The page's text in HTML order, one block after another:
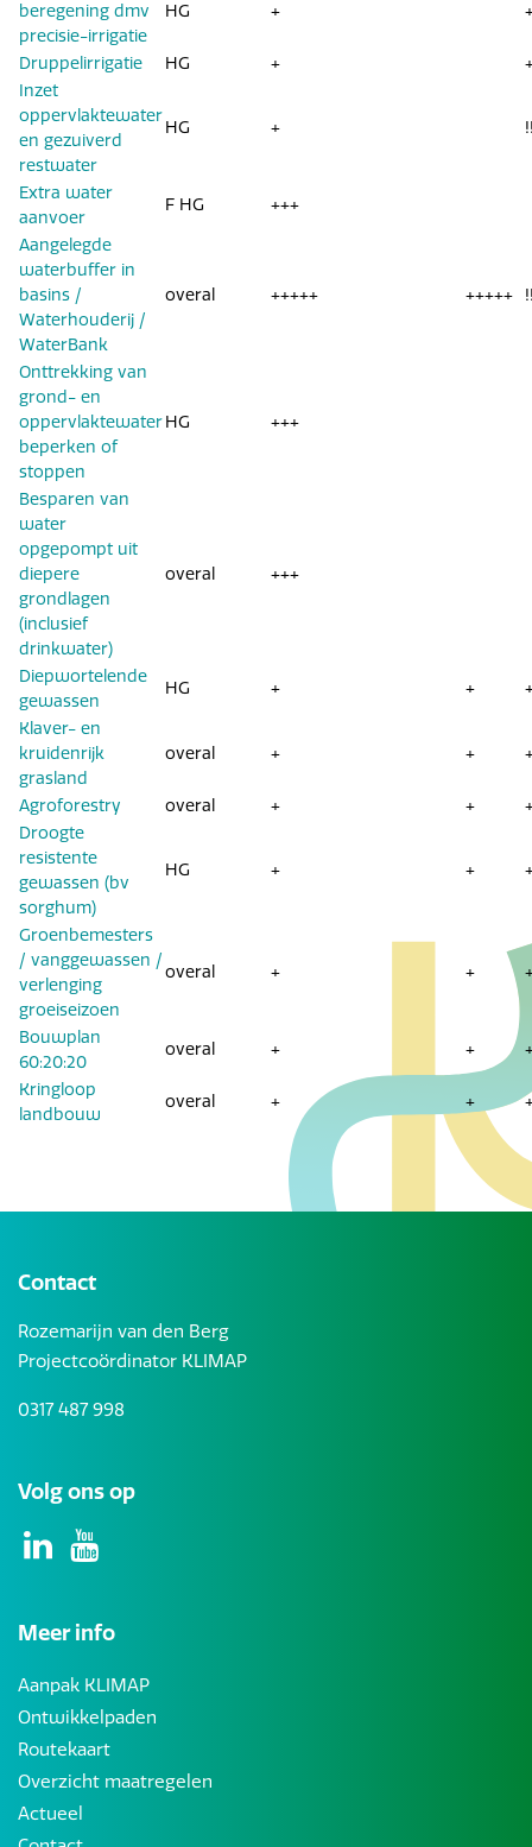
beregening dmv
precisie-irrigatie
HG +
Druppelirrigatie HG +
Inzet
oppervlaktewater
en gezuiverd
restwater
HG +
Extra water
aanvoer
F HG
+++
Aangelegde
waterbuffer in
basins /
Waterhouderij /
WaterBank
overal +++++ +++++
Onttrekking van
grond- en
oppervlaktewater
beperken of
stoppen
HG +++
Besparen van
water
opgepompt uit
diepere
grondlagen
(inclusief
drinkwater)
overal +++
Diepwortelende
gewassen
HG + +
Klaver- en
kruidenrijk
grasland
overal + +
Agroforestry overal + +
Droogte
resistente
gewassen (bv
sorghum)
HG + +
Groenbemesters
/ vanggewassen /
verlenging
groeiseizoen
overal + +
Bouwplan
60:20:20
overal + +
Kringloop
landbouw
overal + +
Contact
Rozemarijn van den Berg
Projectcoördinator KLIMAP
0317 487 998
Volg ons op
Meer info
Aanpak KLIMAP
Ontwikkelpaden
Routekaart
Overzicht maatregelen
Actueel